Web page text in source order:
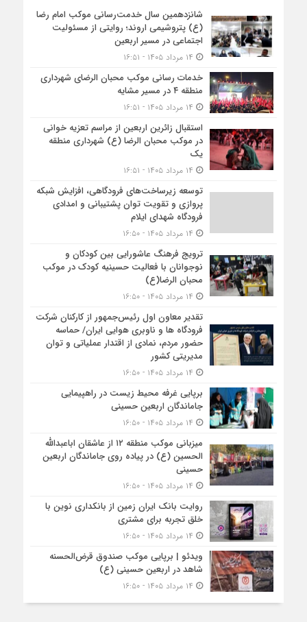
شانزدهمین سال خدمت‌رسانی موکب امام رضا
(ع) پتروشیمی اروند؛ روایتی از مسئولیت
اجتماعی در مسیر اربعین
خدمات رسانی موکب محبان الرضای شهرداری
منطقه ۴ در مسیر مشایه
استقبال زائرین اربعین از مراسم تعزیه خوانی
در موکب محبان الرضا (ع) شهرداری منطقه
یک
توسعه زیرساخت‌های فرودگاهی، افزایش شبکه
پروازی و تقویت توان پشتیبانی و امدادی
فرودگاه شهدای ایلام
ترویج فرهنگ عاشورایی بین کودکان و
نوجوانان با فعالیت حسینیه کودک در موکب
محبان الرضا(ع)
تقدیر معاون اول رئیس‌جمهور از کارکنان شرکت
فرودگاه ها و ناوبری هوایی ایران/ حماسه
حضور مردم، نمادی از اقتدار عملیاتی و توان
مدیریتی کشور
برپایی غرفه محیط زیست در راهپیمایی
جاماندگان اربعین حسینی
میزبانی موکب منطقه ۱۲ از عاشقان اباعبدالله
الحسین (ع) در پیاده روی جاماندگان اربعین
حسینی
روایت بانک ایران زمین از بانکداری نوین با
خلق تجربه برای مشتری
ویدئو | برپایی موکب صندوق قرض‌الحسنه
شاهد در اربعین حسینی (ع)